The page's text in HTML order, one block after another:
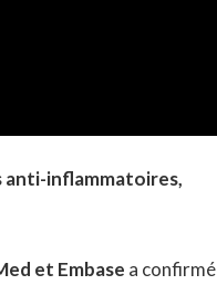
anti-inflammatoires,
et Embase a confirmé